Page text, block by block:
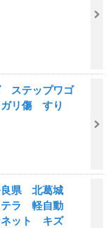
テップワゴ
リ傷 すり
県 北葛城
ラ 軽自動
ット キズ